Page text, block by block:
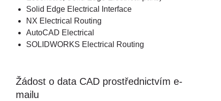
Solid Edge Electrical Interface
NX Electrical Routing
AutoCAD Electrical
SOLIDWORKS Electrical Routing
Žádost o data CAD prostřednictvím e-
mailu